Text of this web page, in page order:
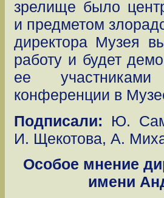
зрелище было
и предметом
директора Музея
работу и будет
ее
конференции в
Подписали: Ю.
И. Щекотова, А.
Особое мнение
имени